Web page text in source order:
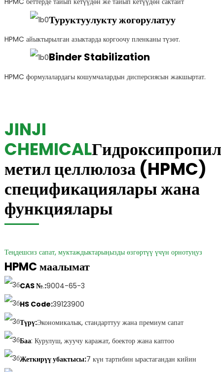
Туруктуулукту жогорулатуу
HPMC айыктырылган азыктарда коргоочу пленканы түзөт.
Binder Stabilization
HPMC формулалардагы кошумчалардын дисперсиясын жакшыртат.
JINJI
CHEMICALГидроксипропил
метил целлюлоза (HPMC)
спецификациялары жана
функциялары
Теңдешсиз сапат, муктаждыктарыңызды өзгөртүү үчүн орнотуңуз
HPMC маалымат
CAS №.:9004-65-3
HS Code:39123900
Түрү:Экономикалык, стандарттуу жана премиум сапат
Баа: Курулуш, жуучу каражат, боектор жана каптоо
Жеткирүү убактысы:7 күн тартибин ырастагандан кийин